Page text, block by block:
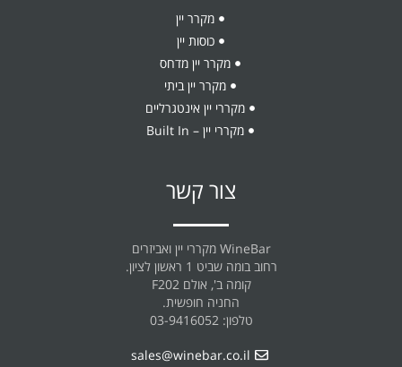
מקרר יין
כוסות יין
מקרר יין מדחס
מקרר יין ביתי
מקררי יין אינטגרליים
מקררי יין – Built In
צור קשר
WineBar מקררי יין ואביזרים
רחוב בומה שביט 1 ראשון לציון.
קומה ב', אולם F202
החניה חופשית.
טלפון: 03-9416052
sales@winebar.co.il